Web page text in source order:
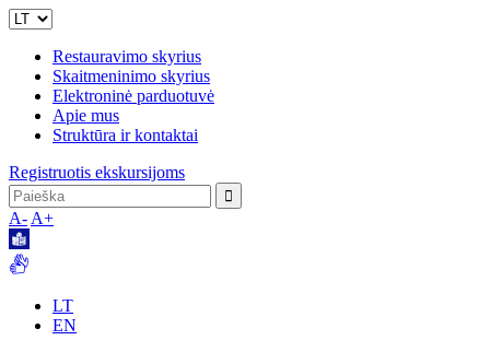
Restauravimo skyrius
Skaitmeninimo skyrius
Elektroninė parduotuvė
Apie mus
Struktūra ir kontaktai
Registruotis ekskursijoms
A- A+
LT
EN